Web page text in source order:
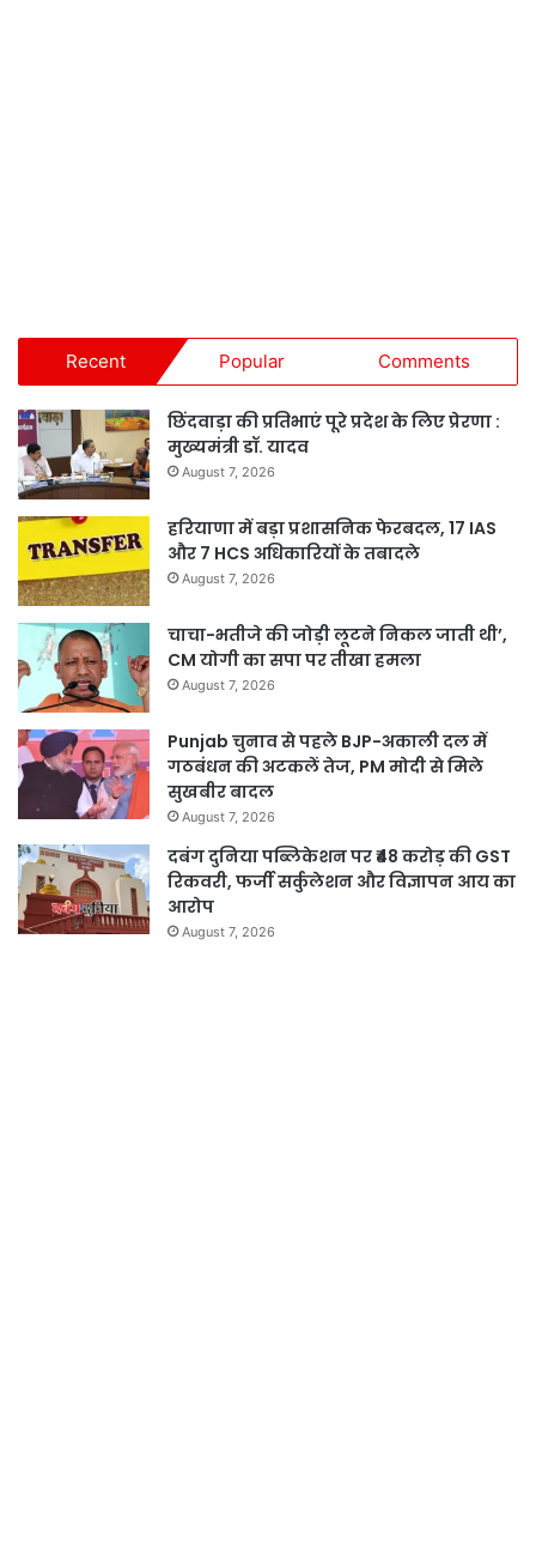
Recent Popular Comments
छिंदवाड़ा की प्रतिभाएं पूरे प्रदेश के लिए प्रेरणा :
मुख्यमंत्री डॉ. यादव
August 7, 2026
हरियाणा में बड़ा प्रशासनिक फेरबदल, 17 IAS
और 7 HCS अधिकारियों के तबादले
August 7, 2026
चाचा-भतीजे की जोड़ी लूटने निकल जाती थी’,
CM योगी का सपा पर तीखा हमला
August 7, 2026
Punjab चुनाव से पहले BJP-अकाली दल में
गठबंधन की अटकलें तेज, PM मोदी से मिले
सुखबीर बादल
August 7, 2026
दबंग दुनिया पब्लिकेशन पर ₹48 करोड़ की GST
रिकवरी, फर्जी सर्कुलेशन और विज्ञापन आय का
आरोप
August 7, 2026